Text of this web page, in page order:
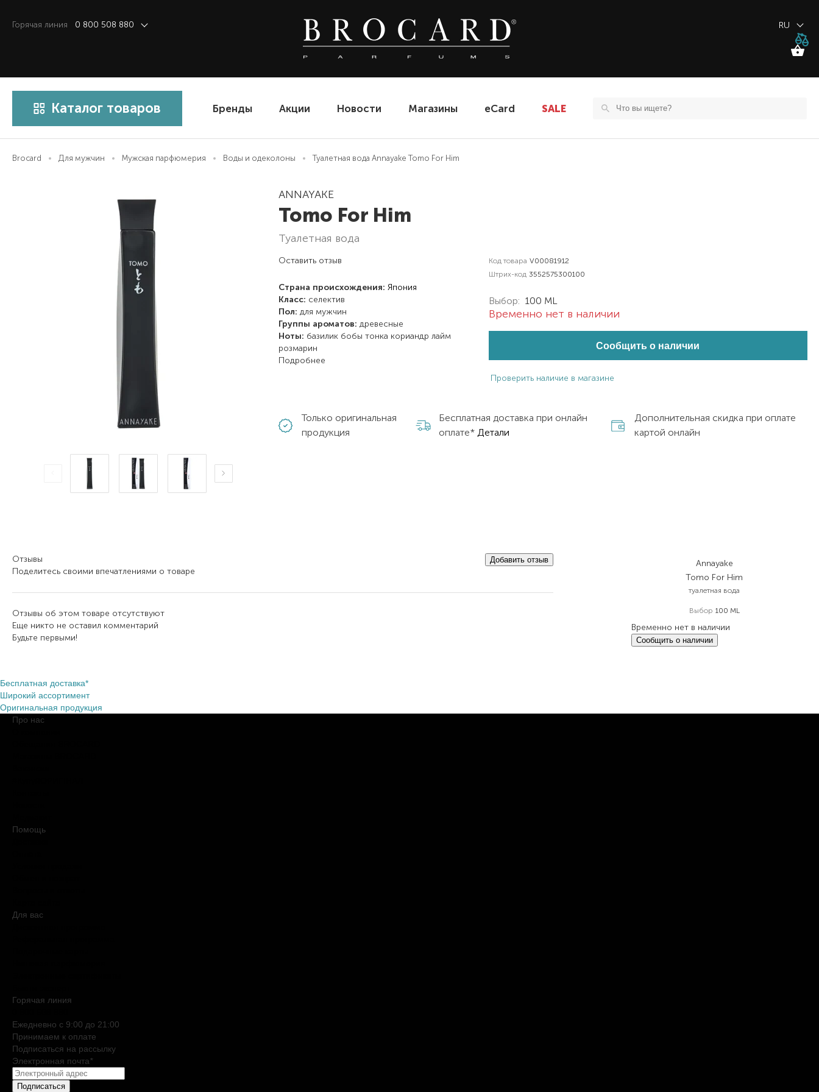
Горячая линия 0 800 508 880 RU
Каталог товаров Бренды Акции Новости Магазины eCard SALE
Brocard Для мужчин Мужская парфюмерия Воды и одеколоны Туалетная вода Annayake Tomo For Him
ANNAYAKE
Tomo For Him
туалетная вода
Оставить отзыв
Страна происхождения: Япония
Класс: селектив
Пол: для мужчин
Группы ароматов: древесные
Ноты: базилик бобы тонка кориандрлайм
розмарин
Подробнее
Код товара V00081912
Штрих-код 3552575300100
Выбор: 100 ML
Временно нет в наличии
Сообщить о наличии
Проверить наличие в магазине
Только оригинальная
продукция
Бесплатная доставка при онлайн
оплате* Детали
Дополнительная скидка при оплате
картой онлайн
Отзывы
Поделитесь своими впечатлениями о товаре
Добавить отзыв
Отзывы об этом товаре отсутствуют
Еще никто не оставил комментарий
Будьте первыми!
Annayake
Tomo For Him
туалетная вода
Выбор 100 ML
Временно нет в наличии
Сообщить о наличии
Бесплатная доставка*
Широкий ассортимент
Оригинальная продукция
Про нас
Помощь
Для вас
Горячая линия
Ежедневно c 9:00 до 21:00
Принимаем к оплате
Подписаться на рассылку
Электронная почта*
Подписаться